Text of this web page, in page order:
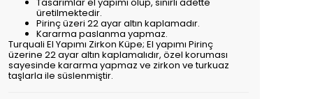
üretilmektedir.
Pirinç üzeri 22 ayar altın kaplamadır.
Kararma paslanma yapmaz.
Turquali El Yapımı Zirkon Küpe; El yapımı Pirinç
üzerine 22 ayar altın kaplamalıdır, özel koruması
sayesinde kararma yapmaz ve zirkon ve turkuaz
taşlarla ile süslenmiştir.